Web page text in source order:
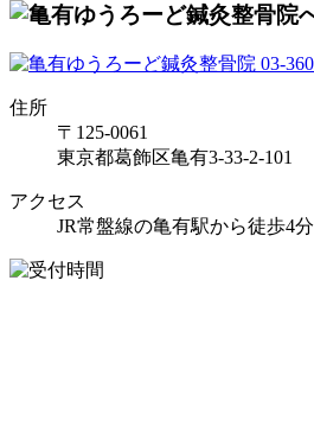
住所
〒125-0061
東京都葛飾区亀有3-33-2-101
アクセス
JR常盤線の亀有駅から徒歩4分